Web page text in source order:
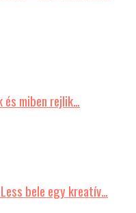
és miben rejlik…
bele egy kreatív…